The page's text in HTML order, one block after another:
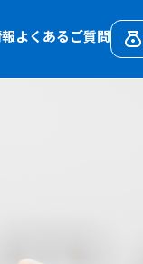
よくあるご質問